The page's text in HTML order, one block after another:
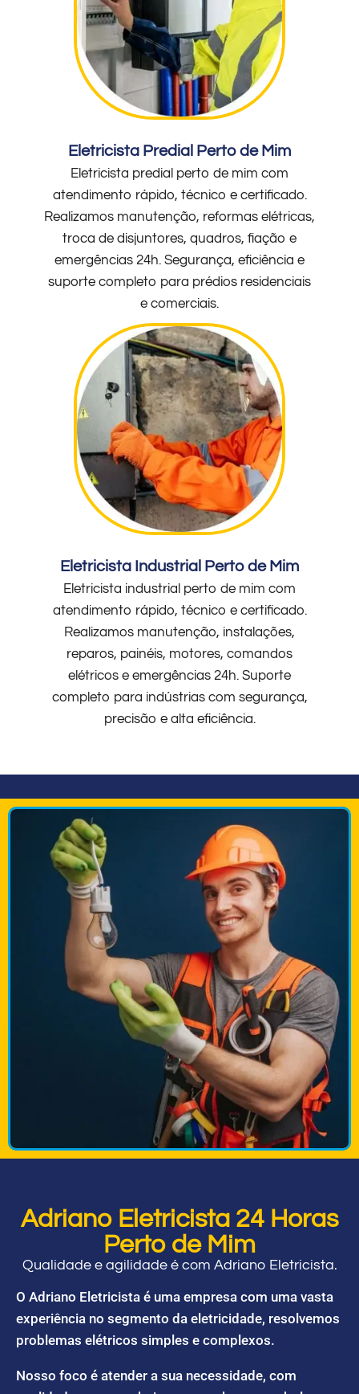
Eletricista Predial Perto de Mim
Eletricista predial perto de mim com
atendimento rápido, técnico e certificado.
Realizamos manutenção, reformas elétricas,
troca de disjuntores, quadros, fiação e
emergências 24h. Segurança, eficiência e
suporte completo para prédios residenciais
e comerciais.
Eletricista Industrial Perto de Mim
Eletricista industrial perto de mim com
atendimento rápido, técnico e certificado.
Realizamos manutenção, instalações,
reparos, painéis, motores, comandos
elétricos e emergências 24h. Suporte
completo para indústrias com segurança,
precisão e alta eficiência.
Adriano Eletricista 24 Horas
Perto de Mim
Qualidade e agilidade é com Adriano Eletricista.
O Adriano Eletricista é uma empresa com uma vasta
experiência no segmento da eletricidade, resolvemos
problemas elétricos simples e complexos.
Nosso foco é atender a sua necessidade, com